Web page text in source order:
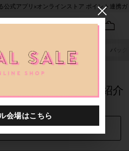
公式アプリ×オンラインストア ポイント連携ガ
セール 40th限定 バッグ
の日ギフト】のご紹介